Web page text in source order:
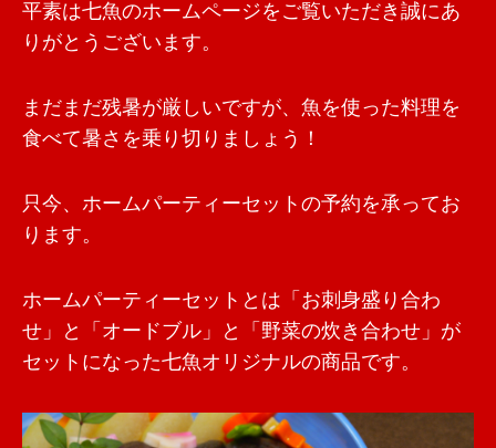
平素は七魚のホームページをご覧いただき誠にあ
りがとうございます。
まだまだ残暑が厳しいですが、魚を使った料理を
食べて暑さを乗り切りましょう！
只今、ホームパーティーセットの予約を承ってお
ります。
ホームパーティーセットとは「お刺身盛り合わ
せ」と「オードブル」と「野菜の炊き合わせ」が
セットになった七魚オリジナルの商品です。